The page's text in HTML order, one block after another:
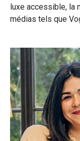
luxe accessible, la
médias tels que